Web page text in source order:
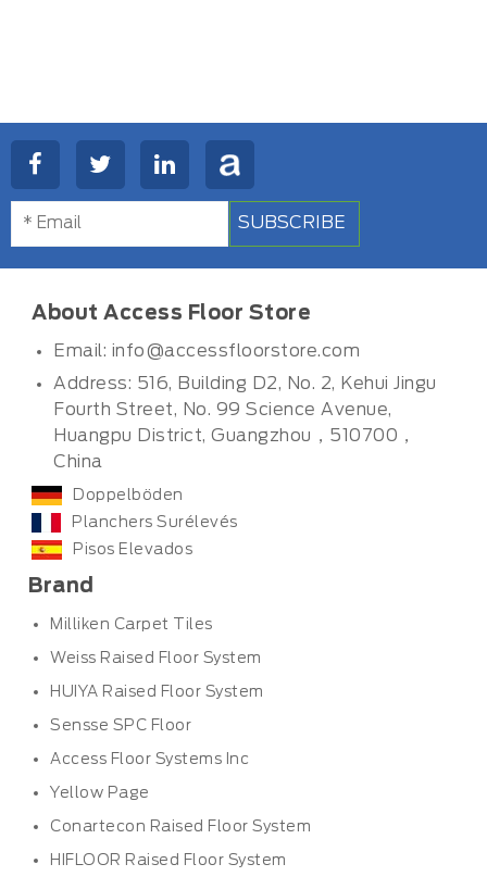
SUBSCRIBE
About Access Floor Store
Email: info@accessfloorstore.com
Address: 516, Building D2, No. 2, Kehui Jingu
Fourth Street, No. 99 Science Avenue,
Huangpu District, Guangzhou，510700，
China
Doppelböden
Planchers Surélevés
Pisos Elevados
Brand
Milliken Carpet Tiles
Weiss Raised Floor System
HUIYA Raised Floor System
Sensse SPC Floor
Access Floor Systems Inc
Yellow Page
Conartecon Raised Floor System
HIFLOOR Raised Floor System